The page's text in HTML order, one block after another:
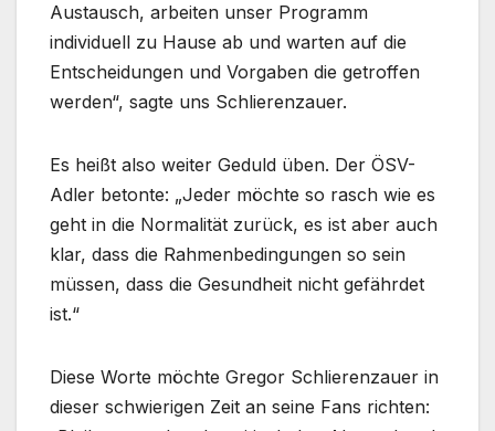
Austausch, arbeiten unser Programm
individuell zu Hause ab und warten auf die
Entscheidungen und Vorgaben die getroffen
werden“, sagte uns Schlierenzauer.
Es heißt also weiter Geduld üben. Der ÖSV-
Adler betonte: „Jeder möchte so rasch wie es
geht in die Normalität zurück, es ist aber auch
klar, dass die Rahmenbedingungen so sein
müssen, dass die Gesundheit nicht gefährdet
ist.“
Diese Worte möchte Gregor Schlierenzauer in
dieser schwierigen Zeit an seine Fans richten: